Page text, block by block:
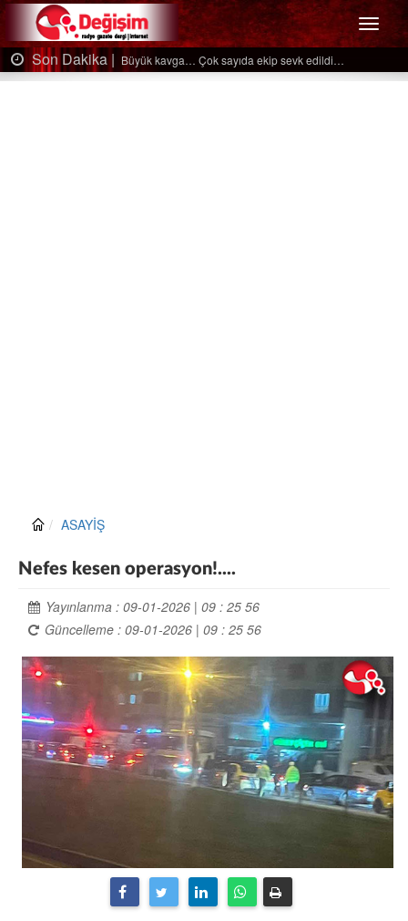
Menü
Son Dakika |Ağaçtan düştü…
ASAYİŞ
Nefes kesen operasyon!....
Yayınlanma : 09-01-2026 | 09 : 25 56
Güncelleme : 09-01-2026 | 09 : 25 56